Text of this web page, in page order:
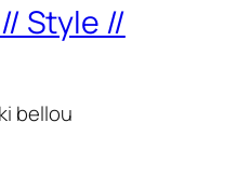
Style //
bellou